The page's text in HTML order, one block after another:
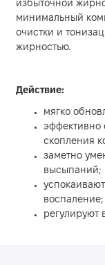
избыточной
минимальный
очистки и
жирностью.
Действие:
мягко
эффективно
скопления
заметно
высыпаний;
воспаление;
регулируют